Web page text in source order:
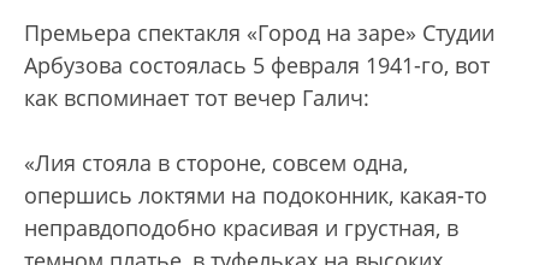
Премьера спектакля «Город на заре» Студии
Арбузова состоялась 5 февраля 1941-го, вот
как вспоминает тот вечер Галич:
«Лия стояла в стороне, совсем одна,
опершись локтями на подоконник, какая-то
неправдоподобно красивая и грустная, в